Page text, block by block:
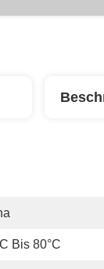
Bis 80°C